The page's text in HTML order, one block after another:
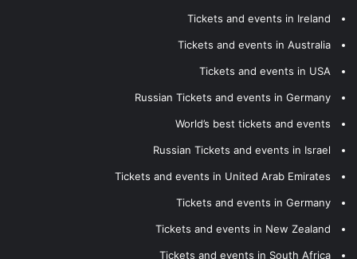
Tickets and events in Ireland
Tickets and events in Australia
Tickets and events in USA
Russian Tickets and events in Germany
World’s best tickets and events
Russian Tickets and events in Israel
Tickets and events in United Arab Emirates
Tickets and events in Germany
Tickets and events in New Zealand
Tickets and events in South Africa